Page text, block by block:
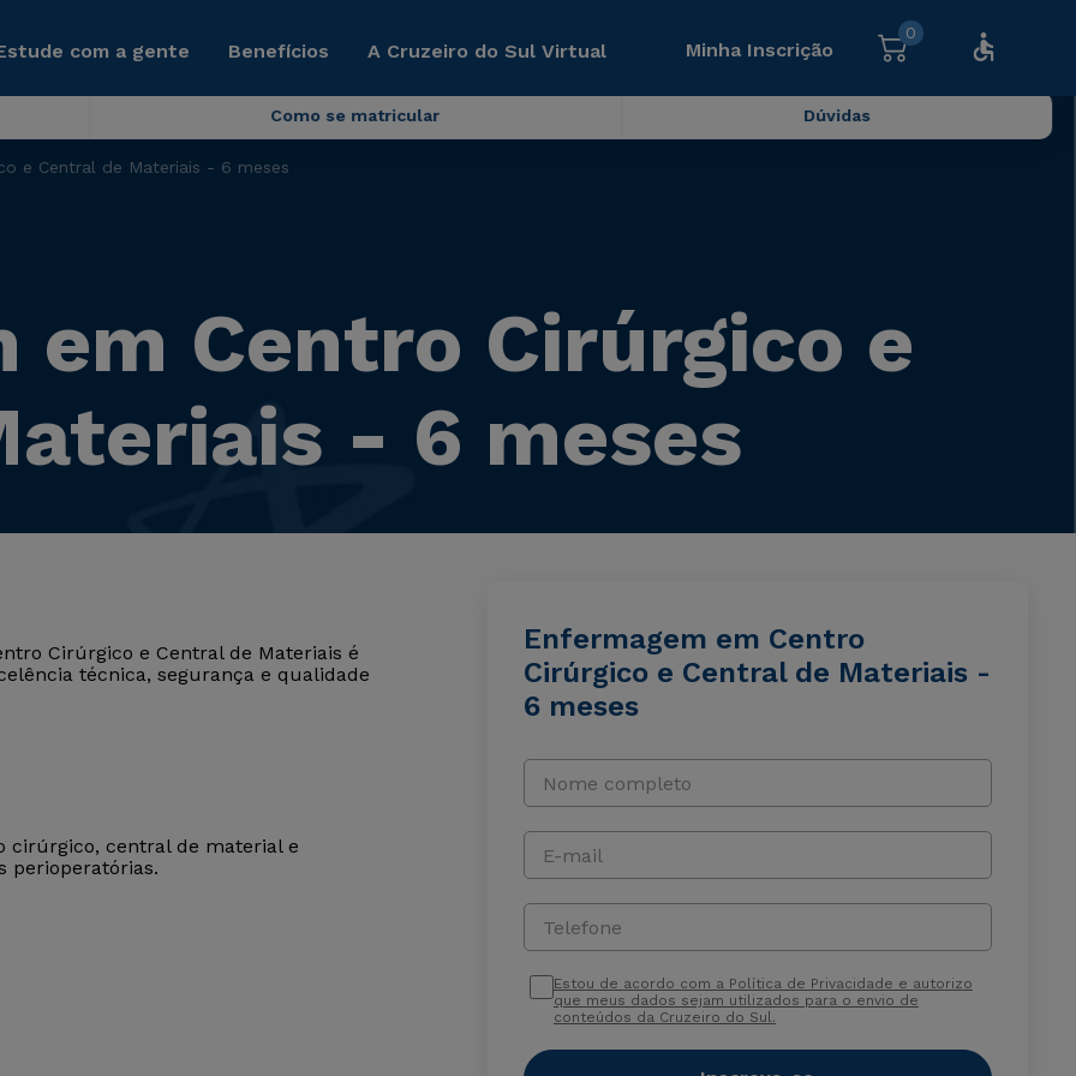
com a gente Benefícios A Cruzeiro do Sul Virtual Minha Inscrição
0
Como se matricular Dúvidas
e Central de Materiais - 6 meses
em Centro Cirúrgico e
- 6 meses
Cirúrgico e Central de Materiais é
técnica, segurança e qualidade
cirúrgico, central de material e
perioperatórias.
Enfermagem em Centro
Cirúrgico e Central de Materiais -
6 meses
Nome completo
E-mail
Telefone
Estou de acordo com a Política de Privacidade e autorizo
que meus dados sejam utilizados para o envio de
conteúdos da Cruzeiro do Sul.